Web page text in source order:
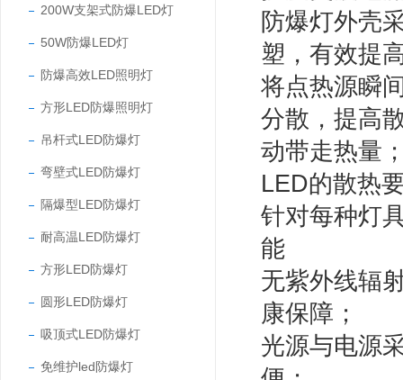
200W支架式防爆LED灯
50W防爆LED灯
防爆高效LED照明灯
方形LED防爆照明灯
吊杆式LED防爆灯
弯壁式LED防爆灯
隔爆型LED防爆灯
耐高温LED防爆灯
方形LED防爆灯
圆形LED防爆灯
吸顶式LED防爆灯
免维护led防爆灯
防爆灯外壳
塑，有效提
将点热源瞬
分散，提高
动带走热量
LED的散热
针对每种灯
能
无紫外线辐
康保障；
光源与电源